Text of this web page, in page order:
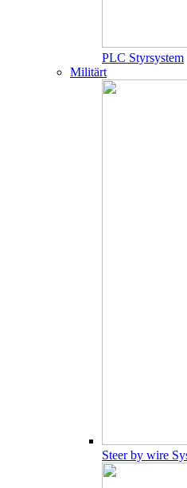
PLC Styrsystem
Militärt
Steer by wire